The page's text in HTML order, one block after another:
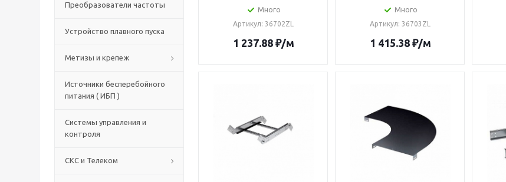
Преобразователи частоты
Устройство плавного пуска
Метизы и крепеж
Источники бесперебойного
питания ( ИБП )
Системы управления и
контроля
СКС и Телеком
Много
Артикул: 36702ZL
1 237.88₽/м
Много
Артикул: 36703ZL
1 415.38₽/м